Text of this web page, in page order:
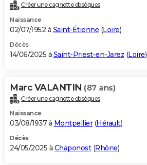
Créer une cagnotte obsèques
Naissance
02/07/1952 à Saint-Étienne (Loire)
Décès
14/06/2025 à Saint-Priest-en-Jarez (Loire)
Marc VALANTIN (87 ans)
Créer une cagnotte obsèques
Naissance
03/08/1937 à Montpellier(Hérault)
Décès
24/05/2025 à Chaponost(Rhône)